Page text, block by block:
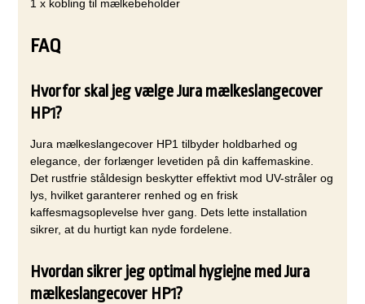
1 x kobling til mælkebeholder
FAQ
Hvorfor skal jeg vælge Jura mælkeslangecover
HP1?
Jura mælkeslangecover HP1 tilbyder holdbarhed og
elegance, der forlænger levetiden på din kaffemaskine.
Det rustfrie ståldesign beskytter effektivt mod UV-stråler og
lys, hvilket garanterer renhed og en frisk
kaffesmagsoplevelse hver gang. Dets lette installation
sikrer, at du hurtigt kan nyde fordelene.
Hvordan sikrer jeg optimal hygiejne med Jura
mælkeslangecover HP1?